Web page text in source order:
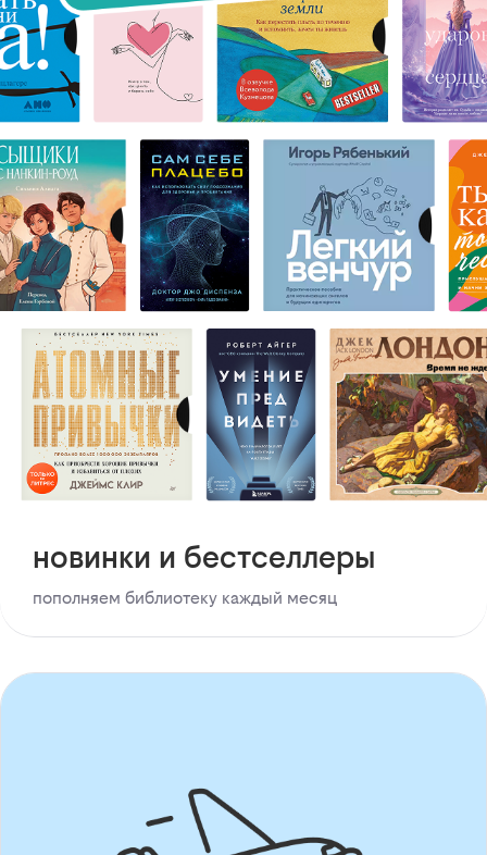
новинки и бестселлеры
пополняем библиотеку каждый месяц